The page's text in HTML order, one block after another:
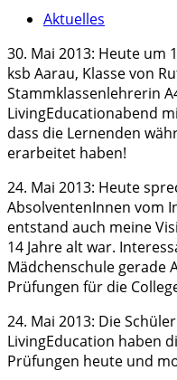
Aktuelles
30. Mai 2013: Heute um
ksb Aarau, Klasse von
Stammklassenlehrerin
LivingEducationabend
dass die Lernenden
erarbeitet haben!
24. Mai 2013: Heute
AbsolventenInnen vom
entstand auch meine
14 Jahre alt war.
Mädchenschule gerade
Prüfungen für die
24. Mai 2013: Die
LivingEducation haben
Prüfungen heute und